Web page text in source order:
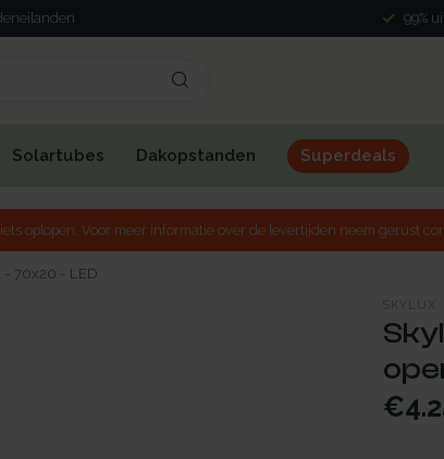
99%
Solartubes Dakopstanden Superdeals
oplopen. Voor meer informatie over de levertijden neem gerust
- 70x20 - LED
SKYLUX